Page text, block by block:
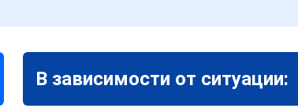
В зависимости от ситуации: